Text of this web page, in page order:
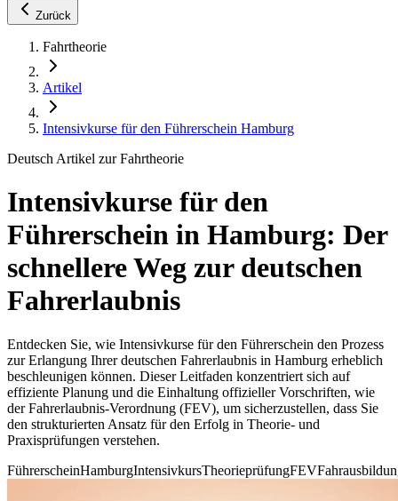
Zurück
Fahrtheorie
Artikel
Intensivkurse für den Führerschein Hamburg
Deutsch Artikel zur Fahrtheorie
Intensivkurse für den
Führerschein in Hamburg: Der
schnellere Weg zur deutschen
Fahrerlaubnis
Entdecken Sie, wie Intensivkurse für den Führerschein den Prozess
zur Erlangung Ihrer deutschen Fahrerlaubnis in Hamburg erheblich
beschleunigen können. Dieser Leitfaden konzentriert sich auf
effiziente Planung und die Einhaltung offizieller Vorschriften, wie
der Fahrerlaubnis-Verordnung (FEV), um sicherzustellen, dass Sie
den strukturierten Ansatz für den Erfolg in Theorie- und
Praxisprüfungen verstehen.
FührerscheinHamburgIntensivkursTheorieprüfungFEV